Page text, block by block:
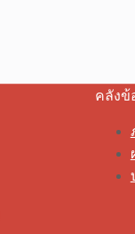
คลังข้